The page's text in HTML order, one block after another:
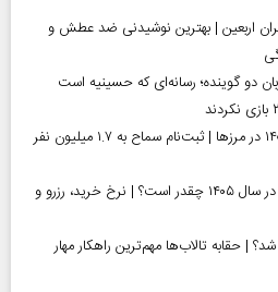
اربعین | بهترین نوشیدنی ضد عطش و
زبان دو گوینده؛ رسانه‌ای که حسینیه است
آغاز رسمی برنامه‌های اربعین ۱۴۰۵ در مرز‌ها | ثبت‌نام سماح به ۱.۷ میلیون نفر
قیمت قبر در بهشت زهرا (س) در سال ۱۴۰۵ چقدر است؟ | نرخ خرید، رزرو و
| حقابه تالاب‌ها مهم‌ترین راهکار مهار